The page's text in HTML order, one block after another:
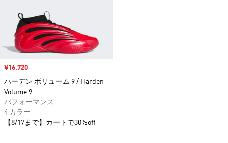
セール価格
¥16,720
ハーデン ボリューム 9 / Harden
Volume 9
パフォーマンス
4 カラー
【8/17まで】カートで30%off